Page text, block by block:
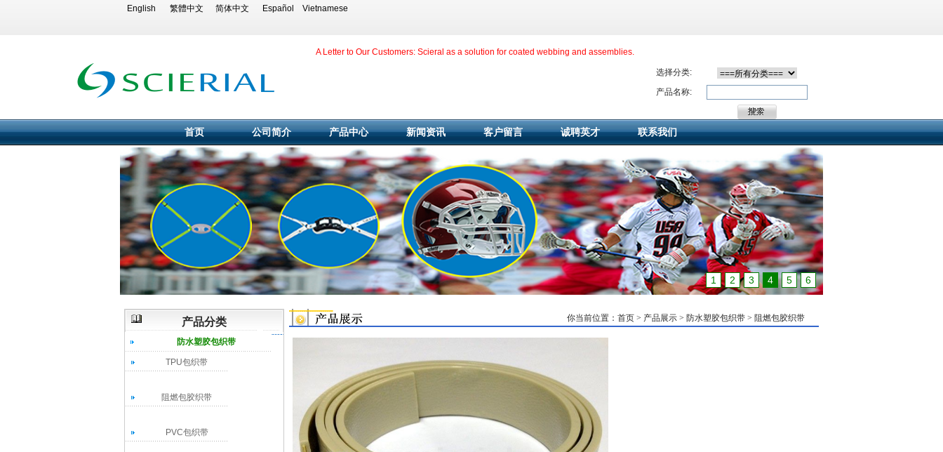
English 繁體中文 简体中文 Español Vietnamese
A Letter to Our Customers: Scieral as a solution for coated webbing and assemblies.
选择分类:
产品名称:
首页 公司简介 产品中心 新闻资讯 客户留言 诚聘英才 联系我们
1 2 3 4 5 6
产品分类
防水塑胶包织带
TPU包织带
阻燃包胶织带
PVC包织带
你当前位置：首页 > 产品展示 > 防水塑胶包织带 > 阻燃包胶织带